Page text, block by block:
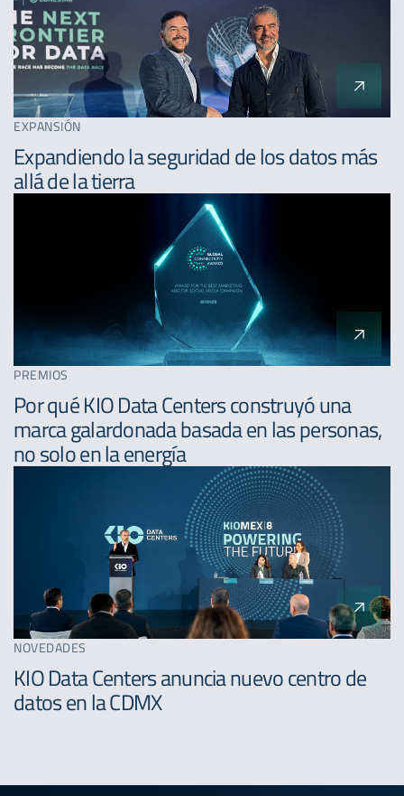
EXPANSIÓN
Expandiendo la seguridad de los datos más
allá de la tierra
PREMIOS
Por qué KIO Data Centers construyó una
marca galardonada basada en las personas,
no solo en la energía
NOVEDADES
KIO Data Centers anuncia nuevo centro de
datos en la CDMX